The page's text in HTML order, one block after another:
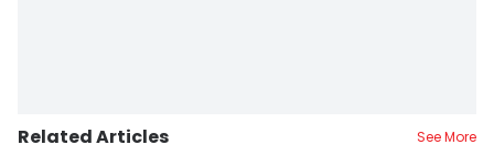
Related Articles See More